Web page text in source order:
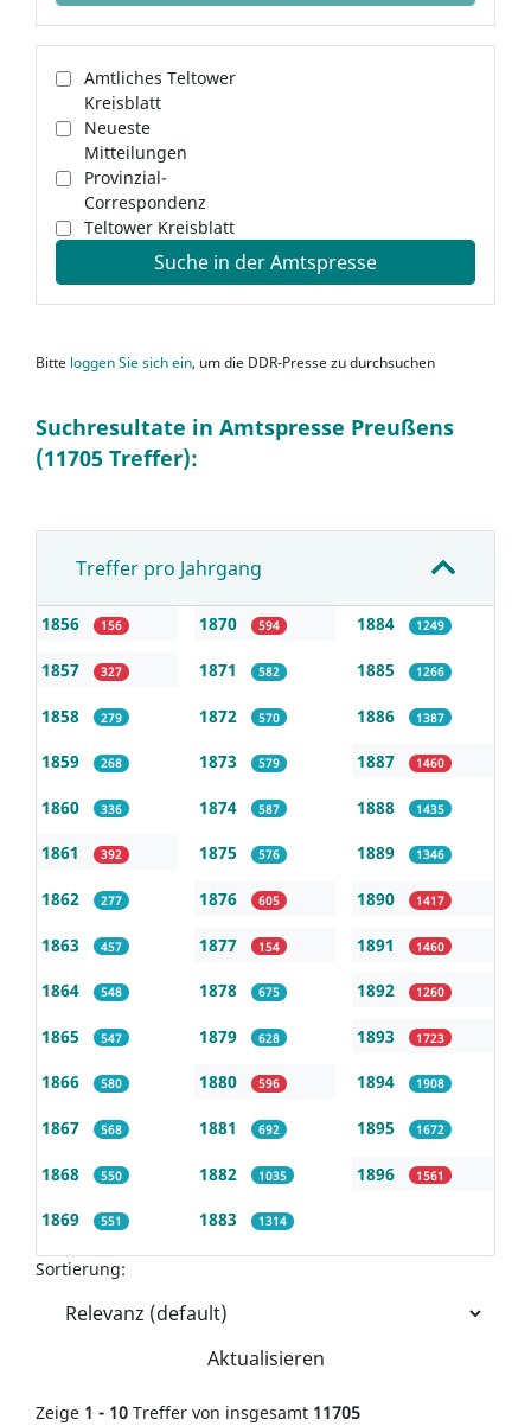
Amtliches Teltower
Kreisblatt
Neueste
Mitteilungen
Provinzial-
Correspondenz
Teltower Kreisblatt
Suche in der Amtspresse
Bitte loggen Sie sich ein, um die DDR-Presse zu durchsuchen
Suchresultate in Amtspresse Preußens
(11705 Treffer):
Treffer pro Jahrgang
1856 156
1857 327
1858 279
1859 268
1860 336
1861 392
1862 277
1863 457
1864 548
1865 547
1866 580
1867 568
1868 550
1869 551
1870 594
1871 582
1872 570
1873 579
1874 587
1875 576
1876 605
1877 154
1878 675
1879 628
1880 596
1881 692
1882 1035
1883 1314
1884 1249
1885 1266
1886 1387
1887 1460
1888 1435
1889 1346
1890 1417
1891 1460
1892 1260
1893 1723
1894 1908
1895 1672
1896 1561
Sortierung:
Aktualisieren
Zeige 1 - 10 Treffer von insgesamt 11705